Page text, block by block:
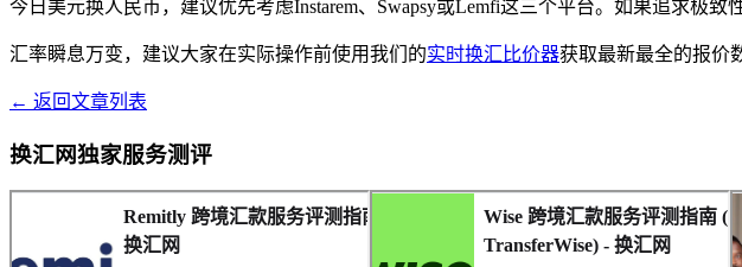
今日美元换人民币，建议优先考虑Instarem、Swapsy或Lemfi这三个平台。如果追求极
汇率瞬息万变，建议大家在实际操作前使用我们的实时换汇比价器获取最新最全的报价
← 返回文章列表
换汇网独家服务测评